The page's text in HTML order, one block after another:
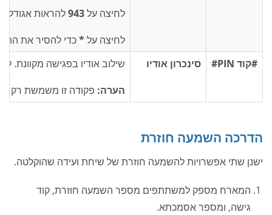
לחיצה על943להראות
לחיצה על*כדי להסיר את
#קוד PIN#
סינכרון אודיו
שילוב אודיו בפגישה מקוונת.
הערה: פקודה זו משמשת רק
הדרכה השמעה חוזרת
ישנן שתי אפשרויות להשמעה חוזרת של שיחת ועידה שהוקלטה.
המארח מספק למשתתפים מספר השמעה חוזרת, קוד
גישה, ומספר אסמכתא.